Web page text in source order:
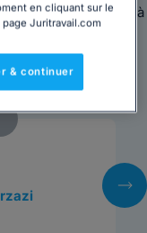
pour répondre à
en cliquant sur le
Juritravail.com
& continuer